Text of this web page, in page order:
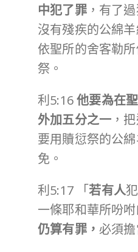
中犯了罪，有了
沒有殘疾的公綿
依聖所的舍客勒
祭。
利5:16他要為在
外加五分之一 ，
要用贖愆祭的公
免。
利5:17 「若有人
一條耶和華所吩
仍算有罪， 必須